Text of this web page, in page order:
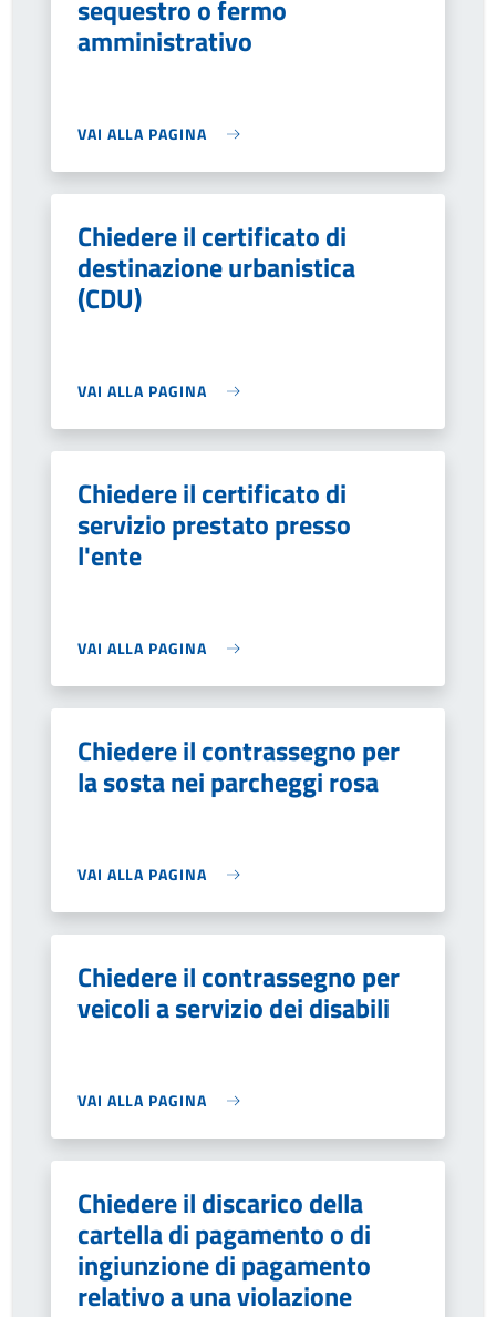
sequestro o fermo
amministrativo
VAI ALLA PAGINA
Chiedere il certificato di
destinazione urbanistica
(CDU)
VAI ALLA PAGINA
Chiedere il certificato di
servizio prestato presso
l'ente
VAI ALLA PAGINA
Chiedere il contrassegno per
la sosta nei parcheggi rosa
VAI ALLA PAGINA
Chiedere il contrassegno per
veicoli a servizio dei disabili
VAI ALLA PAGINA
Chiedere il discarico della
cartella di pagamento o di
ingiunzione di pagamento
relativo a una violazione